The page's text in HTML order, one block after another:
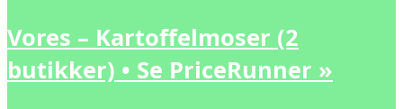
Vores – Kartoffelmoser (2
butikker) • Se PriceRunner »